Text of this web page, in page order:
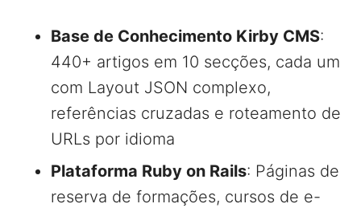
Base de Conhecimento Kirby CMS:
440+ artigos em 10 secções, cada um
com Layout JSON complexo,
referências cruzadas e roteamento de
URLs por idioma
Plataforma Ruby on Rails: Páginas de
reserva de formações, cursos de e-